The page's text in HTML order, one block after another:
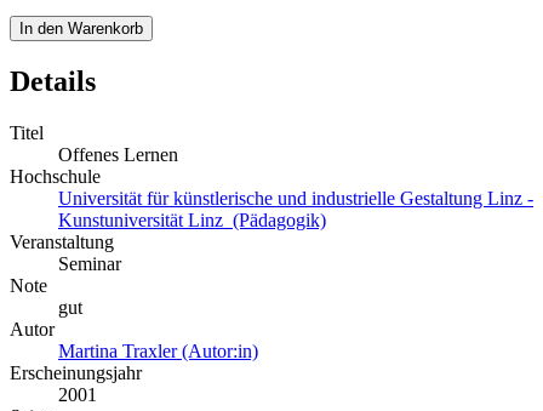
In den Warenkorb
Details
Titel
Offenes Lernen
Hochschule
Universität für künstlerische und industrielle Gestaltung Linz -
Kunstuniversität Linz (Pädagogik)
Veranstaltung
Seminar
Note
gut
Autor
Martina Traxler (Autor:in)
Erscheinungsjahr
2001